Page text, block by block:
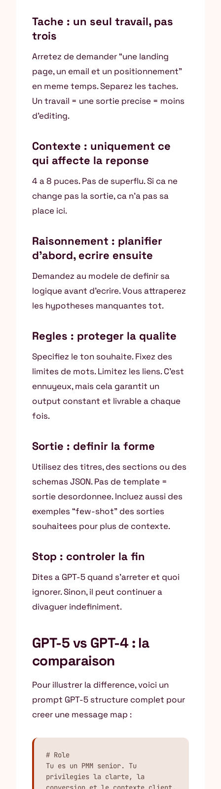
Tache : un seul travail, pas
trois
Arretez de demander “une landing
page, un email et un positionnement”
en meme temps. Separez les taches.
Un travail = une sortie precise = moins
d’editing.
Contexte : uniquement ce
qui affecte la reponse
4 a 8 puces. Pas de superflu. Si ca ne
change pas la sortie, ca n’a pas sa
place ici.
Raisonnement : planifier
d’abord, ecrire ensuite
Demandez au modele de definir sa
logique avant d’ecrire. Vous attraperez
les hypotheses manquantes tot.
Regles : proteger la qualite
Specifiez le ton souhaite. Fixez des
limites de mots. Limitez les liens. C’est
ennuyeux, mais cela garantit un
output constant et livrable a chaque
fois.
Sortie : definir la forme
Utilisez des titres, des sections ou des
schemas JSON. Pas de template =
sortie desordonnee. Incluez aussi des
exemples “few-shot” des sorties
souhaitees pour plus de contexte.
Stop : controler la fin
Dites a GPT-5 quand s’arreter et quoi
ignorer. Sinon, il peut continuer a
divaguer indefiniment.
GPT-5 vs GPT-4 : la
comparaison
Pour illustrer la difference, voici un
prompt GPT-5 structure complet pour
creer une message map :
# Role
Tu es un PMM senior. Tu
privilegies la clarte, la